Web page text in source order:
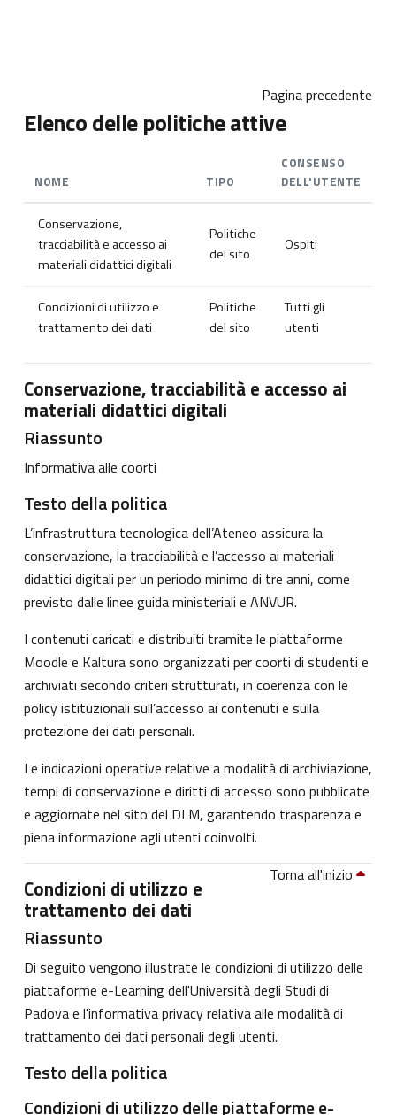
Pagina precedente
Elenco delle politiche attive
NOME TIPO
CONSENSO
DELL'UTENTE
Conservazione,
tracciabilità e accesso ai
materiali didattici digitali
Politiche
del sito
Ospiti
Condizioni di utilizzo e
trattamento dei dati
Politiche
del sito
Tutti gli
utenti
Conservazione, tracciabilità e accesso ai
materiali didattici digitali
Riassunto
Informativa alle coorti
Testo della politica
L’infrastruttura tecnologica dell’Ateneo assicura la
conservazione, la tracciabilità e l’accesso ai materiali
didattici digitali per un periodo minimo di tre anni, come
previsto dalle linee guida ministeriali e ANVUR.
I contenuti caricati e distribuiti tramite le piattaforme
Moodle e Kaltura sono organizzati per coorti di studenti e
archiviati secondo criteri strutturati, in coerenza con le
policy istituzionali sull’accesso ai contenuti e sulla
protezione dei dati personali.
Le indicazioni operative relative a modalità di archiviazione,
tempi di conservazione e diritti di accesso sono pubblicate
e aggiornate nel sito del DLM, garantendo trasparenza e
piena informazione agli utenti coinvolti.
Torna all'inizio
Condizioni di utilizzo e
trattamento dei dati
Riassunto
Di seguito vengono illustrate le condizioni di utilizzo delle
piattaforme e-Learning dell'Università degli Studi di
Padova e l'informativa privacy relativa alle modalità di
trattamento dei dati personali degli utenti.
Testo della politica
Condizioni di utilizzo delle piattaforme e-